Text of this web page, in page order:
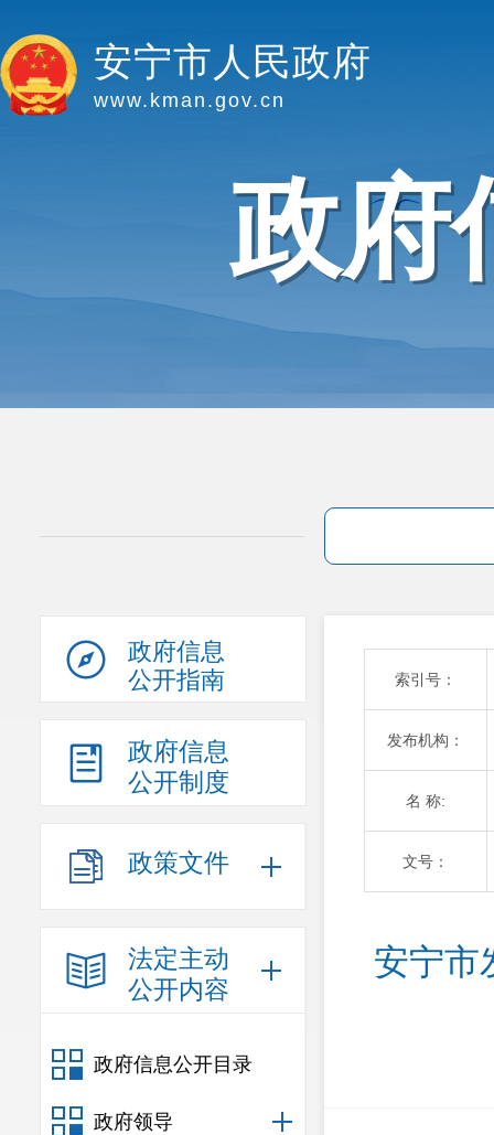
安宁市人民政府
www.kman.gov.cn
政府
政府信息
公开指南
政府信息
公开制度
政策文件
法定主动
公开内容
政府信息公开目录
政府领导
索引号：
发布机构：
名 称:
文号：
安宁市